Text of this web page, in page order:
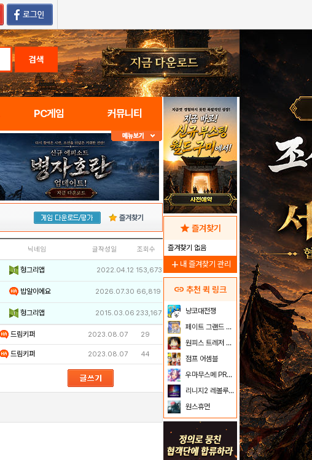
검색
PC게임 커뮤니티
즐겨찾기
닉네임 글작성일 조회수
헝그리앱 2022.04.12 153,673
밥알이에요 2026.07.30 66,819
헝그리앱 2015.03.06 233,167
드림키퍼 2023.08.07 29
드림키퍼 2023.08.07 44
star 즐겨찾기
즐겨찾기 없음
add 내 즐겨찾기 관리
link 추천 퀵 링크
냥코대전쟁
페이트 그랜드 오더
원피스 트레저 크루즈
점프 어셈블
우마무스메 PRETTY DERBY
리니지2 레볼루션
원스휴먼